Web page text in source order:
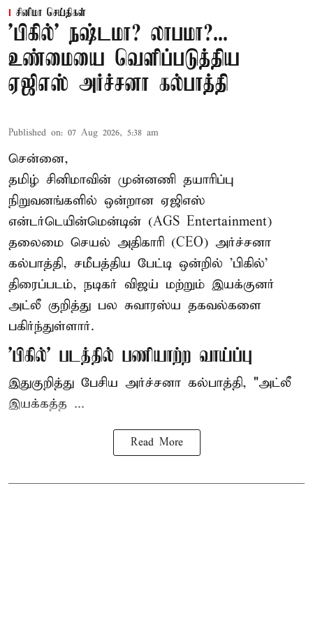
சினிமா செய்திகள்
'பிகில்' நஷ்டமா? லாபமா?...
உண்மையை வெளிப்படுத்திய
ஏஜிஎஸ் அர்ச்சனா கல்பாத்தி
Published on: 07 Aug 2026, 5:38 am
சென்னை,
தமிழ் சினிமாவின் முன்னணி தயாரிப்பு
நிறுவனங்களில் ஒன்றான ஏஜிஎஸ்
என்டர்டெயின்மென்டின் (AGS Entertainment)
தலைமை செயல் அதிகாரி (CEO) அர்ச்சனா
கல்பாத்தி, சமீபத்திய பேட்டி ஒன்றில் 'பிகில்'
திரைப்படம், நடிகர் விஜய் மற்றும் இயக்குனர்
அட்லீ குறித்து பல சுவாரஸ்ய தகவல்களை
பகிர்ந்துள்ளார்.
'பிகில்' படத்தில் பணியாற்ற வாய்ப்பு
இதுகுறித்து பேசிய அர்ச்சனா கல்பாத்தி, "அட்லீ
இயக்கத்த ...
Read More